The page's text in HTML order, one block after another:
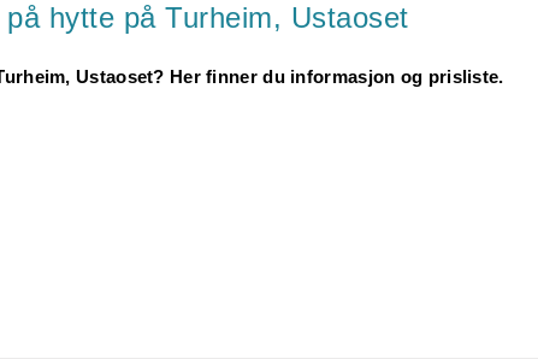
hytte på Turheim, Ustaoset
Ustaoset? Her finner du informasjon og prisliste.